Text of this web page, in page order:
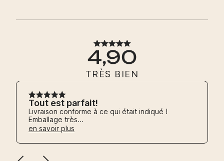
4,90
TRÈS BIEN
Tout est parfait!
Livraison conforme à ce qui était indiqué !
Emballage très...
en savoir plus